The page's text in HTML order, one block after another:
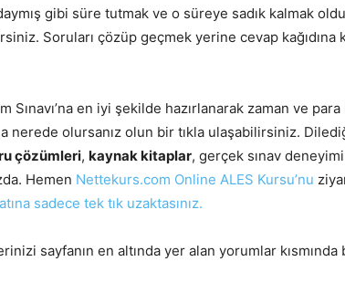
gibi süre tutmak ve o süreye sadık kalmak
Soruları çözüp geçmek yerine cevap kağıdına
en iyi şekilde hazırlanarak zaman ve
nerede olursanız olun bir tıkla ulaşabilirsiniz.
çözümleri, kaynak kitaplar, gerçek sınav
Hemen Nettekurs.com Online ALES Kursu’nu
sadece tek tık uzaktasınız.
sayfanın en altında yer alan yorumlar